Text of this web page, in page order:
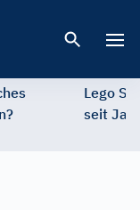
Lego
seit